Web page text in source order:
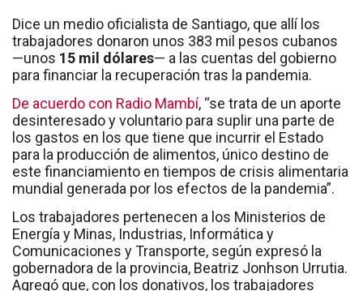
Dice un medio oficialista de Santiago, que allí los
trabajadores donaron unos 383 mil pesos cubanos
—unos 15 mil dólares— a las cuentas del gobierno
para financiar la recuperación tras la pandemia.
De acuerdo con Radio Mambí, “se trata de un aporte
desinteresado y voluntario para suplir una parte de
los gastos en los que tiene que incurrir el Estado
para la producción de alimentos, único destino de
este financiamiento en tiempos de crisis alimentaria
mundial generada por los efectos de la pandemia”.
Los trabajadores pertenecen a los Ministerios de
Energía y Minas, Industrias, Informática y
Comunicaciones y Transporte, según expresó la
gobernadora de la provincia, Beatriz Jonhson Urrutia.
Agregó que, con los donativos, los trabajadores